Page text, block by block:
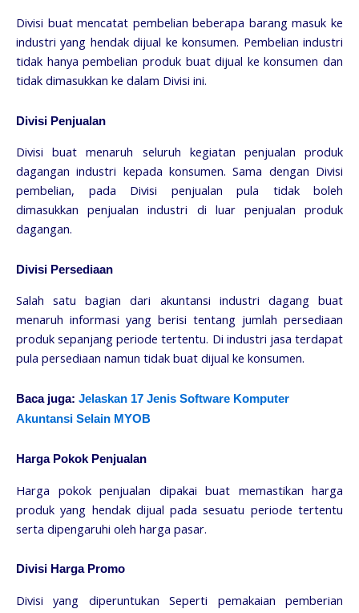
Divisi buat mencatat pembelian beberapa barang masuk ke
industri yang hendak dijual ke konsumen. Pembelian industri
tidak hanya pembelian produk buat dijual ke konsumen dan
tidak dimasukkan ke dalam Divisi ini.
Divisi Penjualan
Divisi buat menaruh seluruh kegiatan penjualan produk
dagangan industri kepada konsumen. Sama dengan Divisi
pembelian, pada Divisi penjualan pula tidak boleh
dimasukkan penjualan industri di luar penjualan produk
dagangan.
Divisi Persediaan
Salah satu bagian dari akuntansi industri dagang buat
menaruh informasi yang berisi tentang jumlah persediaan
produk sepanjang periode tertentu. Di industri jasa terdapat
pula persediaan namun tidak buat dijual ke konsumen.
Baca juga: Jelaskan 17 Jenis Software Komputer
Akuntansi Selain MYOB
Harga Pokok Penjualan
Harga pokok penjualan dipakai buat memastikan harga
produk yang hendak dijual pada sesuatu periode tertentu
serta dipengaruhi oleh harga pasar.
Divisi Harga Promo
Divisi yang diperuntukan Seperti pemakaian pemberian